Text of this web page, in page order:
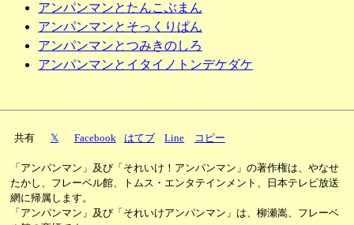
アンパンマンとたんこぶまん
アンパンマンとそっくりぱん
アンパンマンとつみきのしろ
アンパンマンとイタイノトンデケダケ
共有 𝕏 Facebook はてブ Line コピー
「アンパンマン」及び「それいけ！アンパンマン」の著作権は、やなせ
たかし、フレーベル館、トムス・エンタテインメント、日本テレビ放送
網に帰属します。
「アンパンマン」及び「それいけアンパンマン」は、柳瀬嵩、フレーベ